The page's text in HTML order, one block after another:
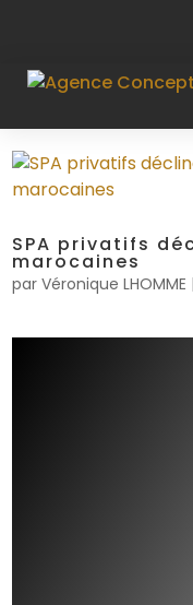
SPA privatifs
marocaines
parVéronique LHOMME |